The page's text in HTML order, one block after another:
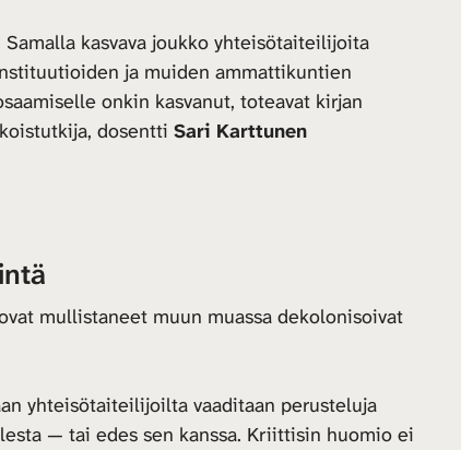
kasvava joukko yhteisötaiteilijoita
ja muiden ammattikuntien
onkin kasvanut, toteavat kirjan
dosentti Sari Karttunen
mullistaneet muun muassa dekolonisoivat
yhteisötaiteilijoilta vaaditaan perusteluja
— tai edes sen kanssa. Kriittisin huomio ei